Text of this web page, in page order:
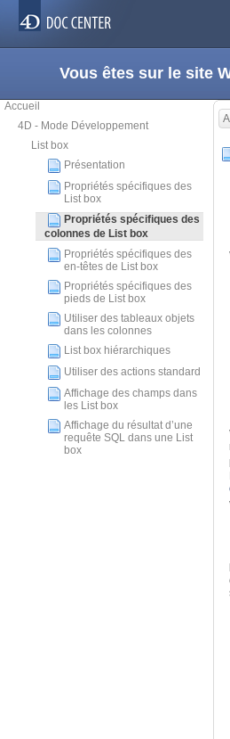
Vous êtes sur le site
Accueil
4D - Mode Développement
List box
Présentation
Propriétés spécifiques des
List box
Propriétés spécifiques des
colonnes de List box
Propriétés spécifiques des
en-têtes de List box
Propriétés spécifiques des
pieds de List box
Utiliser des tableaux objets
dans les colonnes
List box hiérarchiques
Utiliser des actions standard
Affichage des champs dans
les List box
Affichage du résultat d’une
requête SQL dans une List
box